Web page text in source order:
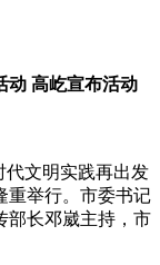
动 高屹宣布活动
代文明实践再出发
重举行。市委书记
部长邓崴主持，市